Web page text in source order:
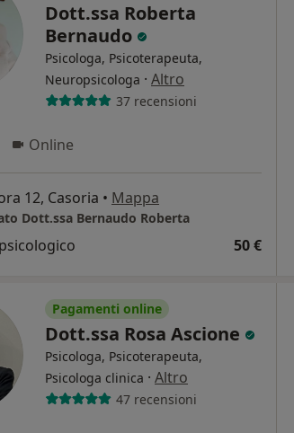
Dott.ssa Roberta
Bernaudo
Psicologa, Psicoterapeuta,
Neuropsicologa · Altro
37 recensioni
Online
12, Casoria • Mappa
Dott.ssa Bernaudo Roberta
50 €
Pagamenti online
Dott.ssa Rosa Ascione
Psicologa, Psicoterapeuta,
Psicologa clinica · Altro
47 recensioni